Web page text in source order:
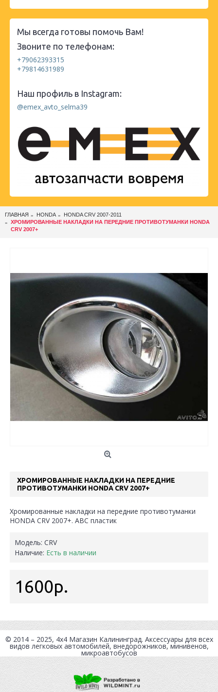
Мы всегда готовы помочь Вам!
Звоните по телефонам:
+79062393315
+79814631989
Наш профиль в Instagram:
@emex_avto_selma39
ГЛАВНАЯ HONDA
HONDA CRV 2007-2011
ХРОМИРОВАННЫЕ НАКЛАДКИ НА ПЕРЕДНИЕ ПРОТИВОТУМАНКИ HONDA
CRV 2007+
ХРОМИРОВАННЫЕ НАКЛАДКИ НА ПЕРЕДНИЕ
ПРОТИВОТУМАНКИ HONDA CRV 2007+
Хромированные накладки на передние противотуманки
HONDA CRV 2007+. АВС пластик
Модель: CRV
Наличие: Есть в наличии
1600р.
© 2014 – 2025, 4x4 Магазин Калининград. Аксессуары для всех
видов легковых автомобилей, внедорожников, минивенов,
микроавтобусов